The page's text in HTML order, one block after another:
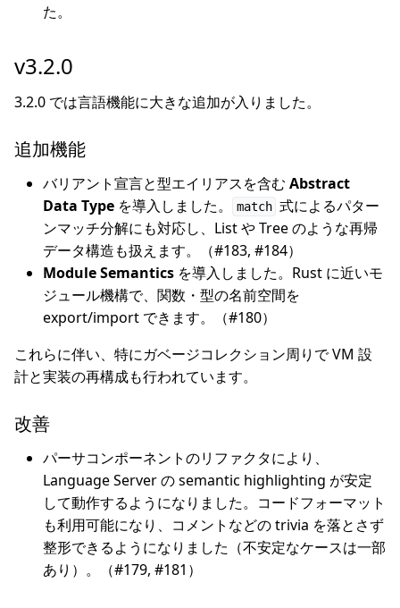
た。
v3.2.0
3.2.0 では言語機能に大きな追加が入りました。
追加機能
バリアント宣言と型エイリアスを含む Abstract
Data Type を導入しました。 match 式によるパター
ンマッチ分解にも対応し、List や Tree のような再帰
データ構造も扱えます。（#183, #184）
Module Semantics を導入しました。Rust に近いモ
ジュール機構で、関数・型の名前空間を
export/import できます。（#180）
これらに伴い、特にガベージコレクション周りで VM 設
計と実装の再構成も行われています。
改善
パーサコンポーネントのリファクタにより、
Language Server の semantic highlighting が安定
して動作するようになりました。コードフォーマット
も利用可能になり、コメントなどの trivia を落とさず
整形できるようになりました（不安定なケースは一部
あり）。（#179, #181）